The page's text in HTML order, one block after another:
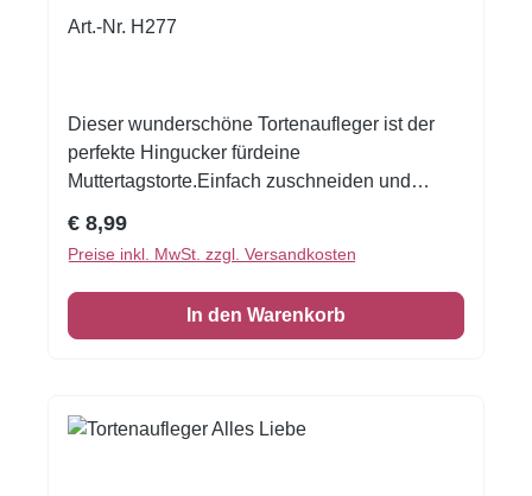
Art.-Nr. H277
Dieser wunderschöne Tortenaufleger ist der
perfekte Hingucker fürdeine
Muttertagstorte.Einfach zuschneiden und
Durchmesser 19 cm
Regulärer Preis:
€ 8,99
Preise inkl. MwSt. zzgl. Versandkosten
In den Warenkorb